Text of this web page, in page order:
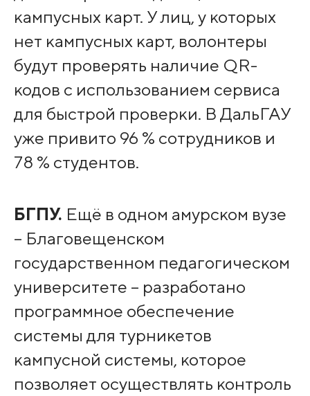
кампусных карт. У лиц, у которых
нет кампусных карт, волонтеры
будут проверять наличие QR-
кодов с использованием сервиса
для быстрой проверки. В ДальГАУ
уже привито 96 % сотрудников и
78 % студентов.
БГПУ. Ещё в одном амурском вузе
– Благовещенском
государственном педагогическом
университете – разработано
программное обеспечение
системы для турникетов
кампусной системы, которое
позволяет осуществлять контроль